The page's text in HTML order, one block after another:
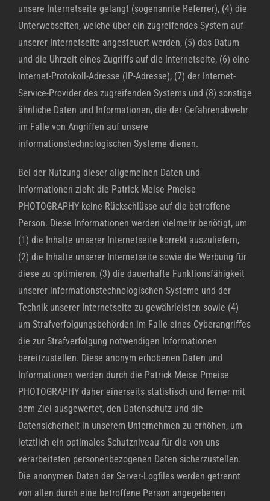
unsere Internetseite gelangt (sogenannte Referrer), (4) die
Unterwebseiten, welche über ein zugreifendes System auf
unserer Internetseite angesteuert werden, (5) das Datum
und die Uhrzeit eines Zugriffs auf die Internetseite, (6) eine
Internet-Protokoll-Adresse (IP-Adresse), (7) der Internet-
Service-Provider des zugreifenden Systems und (8) sonstige
ähnliche Daten und Informationen, die der Gefahrenabwehr
im Falle von Angriffen auf unsere
informationstechnologischen Systeme dienen.
Bei der Nutzung dieser allgemeinen Daten und
Informationen zieht die Patrick Meise Pmeise
PHOTOGRAPHY keine Rückschlüsse auf die betroffene
Person. Diese Informationen werden vielmehr benötigt, um
(1) die Inhalte unserer Internetseite korrekt auszuliefern,
(2) die Inhalte unserer Internetseite sowie die Werbung für
diese zu optimieren, (3) die dauerhafte Funktionsfähigkeit
unserer informationstechnologischen Systeme und der
Technik unserer Internetseite zu gewährleisten sowie (4)
um Strafverfolgungsbehörden im Falle eines Cyberangriffes
die zur Strafverfolgung notwendigen Informationen
bereitzustellen. Diese anonym erhobenen Daten und
Informationen werden durch die Patrick Meise Pmeise
PHOTOGRAPHY daher einerseits statistisch und ferner mit
dem Ziel ausgewertet, den Datenschutz und die
Datensicherheit in unserem Unternehmen zu erhöhen, um
letztlich ein optimales Schutzniveau für die von uns
verarbeiteten personenbezogenen Daten sicherzustellen.
Die anonymen Daten der Server-Logfiles werden getrennt
von allen durch eine betroffene Person angegebenen